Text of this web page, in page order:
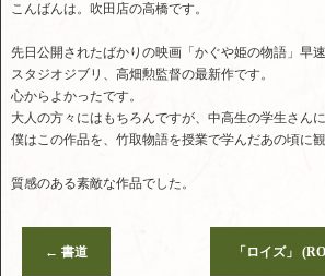
こんばんは。吹田店の高橋です。
先日公開されたばかりの映画「かぐや姫の物語」早
スタジオジブリ、高畑勲監督の最新作です。
心からよかったです。
大人の方々にはもちろんですが、中高生の学生さん
僕はこの作品を、竹取物語を授業で学んだあの頃に観
質感のある素敵な作品でした。
← 書道 「ロイズ」